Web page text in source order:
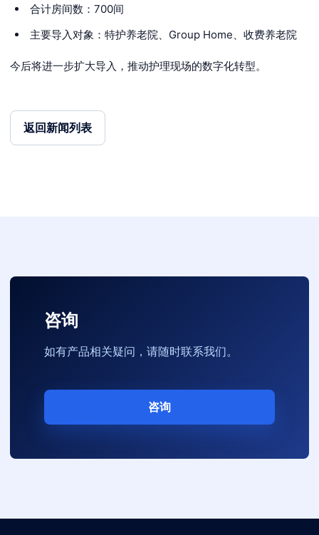
合计房间数：700间
主要导入对象：特护养老院、Group Home、收费养老院
今后将进一步扩大导入，推动护理现场的数字化转型。
返回新闻列表
咨询
如有产品相关疑问，请随时联系我们。
咨询